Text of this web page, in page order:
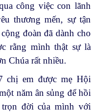
công việc con lãnh
thương mến, sự tận
đoàn đã dành cho
rằng mình thật sự là
Chúa rất nhiều.
chị em được mẹ Hội
năm ân sủng để hồi
đời của mình với